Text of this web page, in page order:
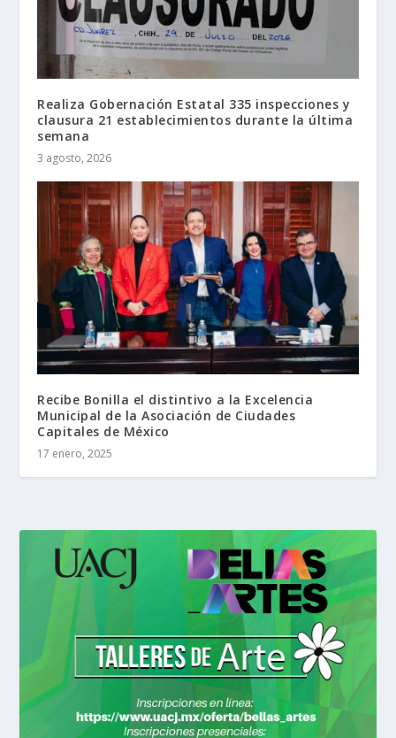
Realiza Gobernación Estatal 335 inspecciones y
clausura 21 establecimientos durante la última
semana
3 agosto, 2026
Recibe Bonilla el distintivo a la Excelencia
Municipal de la Asociación de Ciudades
Capitales de México
17 enero, 2025